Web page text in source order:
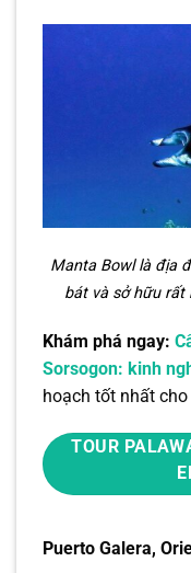
Manta Bowl là địa
bát và sở hữu rất
Khám phá ngay:
Sorsogon: kinh
hoạch tốt nhất
TOUR
Puerto Galera,